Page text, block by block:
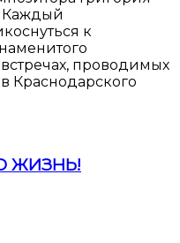
Каждый
к
проводимых
Краснодарского
ЖИЗНЬ!